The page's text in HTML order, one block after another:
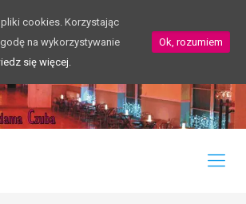
cookies. Korzystając
na wykorzystywanie
się więcej.
Ok, rozumiem